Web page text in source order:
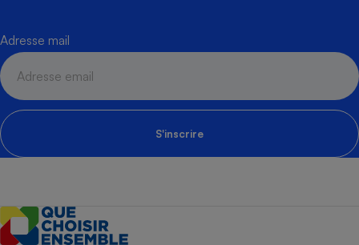
Adresse mail
S'inscrire